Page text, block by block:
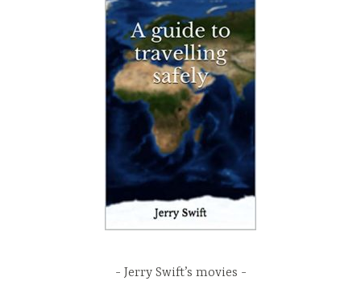
Jerry Swift’s movies